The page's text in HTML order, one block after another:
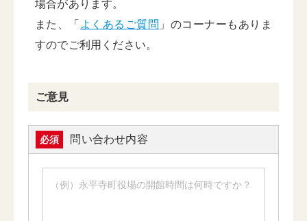
場合があります。
また、「 よくあるご質問 」のコーナーもありま
すのでご利用ください。
ご意見
必須 問い合わせ内容